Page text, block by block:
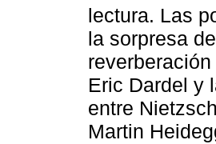
lectura. Las
la sorpresa
Eric Dardel y
entre
Martin